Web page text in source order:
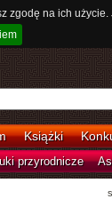
na ich
Książki
przyrodnicze